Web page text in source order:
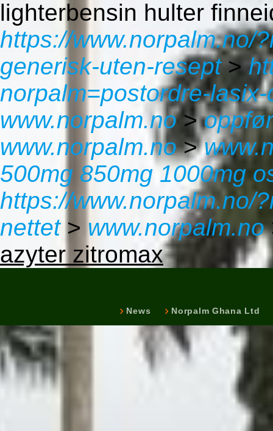
lighterbensin hulter
https://www.norpalm.no/
generisk-uten-resept>
norpalm=postordre-
www.norpalm.no>
www.norpalm.no>
500mg 850mg 1000mg
https://www.norpalm.no/
nettet> www.norpalm.no
azyter zitromax
News Norpalm Ghana Ltd